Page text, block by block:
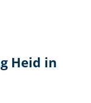
Heid in